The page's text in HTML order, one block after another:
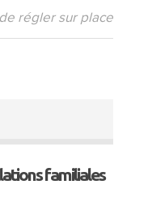
régler sur place
familiales